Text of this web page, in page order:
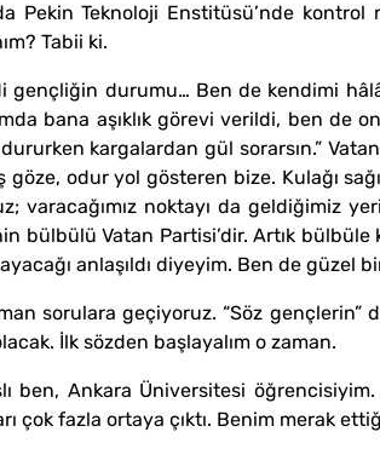
Pekin Teknoloji Enstitüsü’nde
Tabii ki.
gençliğin durumu… Ben de kendimi
bana aşıklık görevi verildi, ben de
kargalardan gül sorarsın.”
göze, odur yol gösteren bize. Kulağı
varacağımız noktayı da geldiğimiz
bülbülü Vatan Partisi’dir. Artık
anlaşıldı diyeyim. Ben de güzel
sorulara geçiyoruz. “Söz
İlk sözden başlayalım o zaman.
ben, Ankara Üniversitesi
çok fazla ortaya çıktı. Benim merak